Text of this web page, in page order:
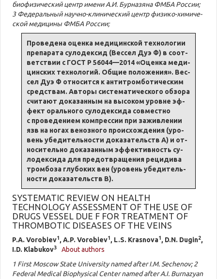
био­фи­зи­че­ский центр име­ни А.И. Бур­на­зя­на ФМБА Рос­сии;
3 Фе­де­раль­ный науч­но-кли­ни­че­ский центр фи­зи­ко-хи­ми­че­
ской ме­ди­ци­ны ФМБА Рос­сии;
Про­ве­де­на оцен­ка ме­ди­цинской тех­но­ло­гии
пре­па­рата су­ло­дек­сид (Вес­сел Дуэ Ф) в со­от­
вет­ствии с ГОСТ Р 56044—2014 «Оцен­ка ме­ди­
цинских тех­но­ло­гий. Об­щие по­ло­же­ния». Вес­
сел Дуэ Ф от­но­сит­ся к ан­тит­ром­бо­ти­че­ским
сред­ствам. Ав­то­ры си­сте­ма­ти­че­ско­го об­зо­ра
счи­та­ют до­ка­зан­ным на вы­со­ком уров­не эф­
фект ораль­но­го су­ло­дек­сида сов­мест­но
с про­ве­де­ни­ем ком­прес­сии при за­жив­ле­нии
язв на но­гах ве­ноз­но­го проис­хо­жде­ния (уро­
вень убе­ди­тель­но­сти до­ка­за­тельств А) и от­
но­си­тель­но до­ка­зан­ным эф­фективность су­
ло­дек­сида для предот­вра­ще­ния ре­ци­ди­ва
тром­бо­за глу­бо­ких вен (уро­вень убе­ди­тель­
но­сти до­ка­за­тельств В).
SYSTEMATIC REVIEW ON HEALTH
TECHNOLOGY ASSESSMENT OF THE USE OF
DRUGS VESSEL DUE F FOR TREATMENT OF
THROMBOTIC DISEASES OF THE VEINS
P.A. Vorobiev1, A.P. Vorobiev1, L.S. Krasnova1, D.N. Dugin2,
I.D. Klabukov3
About authors
1 First Moscow State University named after I.M. Sechenov; 2
Federal Medical Biophysical Center named after A.I. Burnazyan